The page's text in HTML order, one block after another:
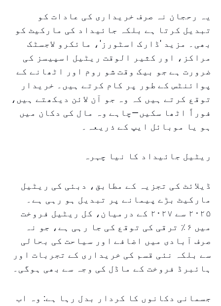
یہ رحجان نہ صرف خریداری کی عادات کو
تبدیل کرتا ہے بلکہ جائیداد کی مارکیٹ کو
بھی۔ مزید 'ڈارک اسٹورز'، مائکرو لاجسٹک
مراکز، اور کثیر الوقت ریٹیل اسپیسز کی
ضرورت ہے جو بیک وقت شو روم اور اٹھانے کے
پوائنٹس کے طور پر کام کرتے ہیں۔ خریدار
توقع کرتے ہیں کہ وہ جو آن لائن دیکھتے ہیں،
فوراً اٹھا سکیں—چاہے وہ مال کی دکان میں
ہو یا موبائل ایپ کے ذریعہ۔
ریٹیل جائیداد کا نیا چہرہ
ڈیلائٹ کی تجزیہ کے مطابق، دبئی کی ریٹیل
مارکیٹ بڑے پیمانے پر تبدیل ہو رہی ہے۔
۲۰۲۵ سے ۲۰۲۷ کے درمیان، کل ریٹیل فروخت
میں ۶٪ ترقی کی توقع کی جا رہی ہے، جو نہ
صرف آبادی میں اضافے اور سیاحت کی بحالی
سے بلکہ نئی قسم کی خریداری کے تجربات اور
ہائبرڈ فروخت کے ماڈل کی وجہ سے بھی ہوگی۔
جسمانی دکانوں کا کردار بدل رہا ہے: وہ اب